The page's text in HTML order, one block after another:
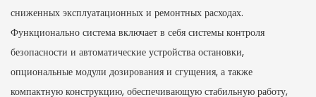
сниженных эксплуатационных и ремонтных расходах.
Функционально система включает в себя системы контроля
безопасности и автоматические устройства остановки,
опциональные модули дозирования и сгущения, а также
компактную конструкцию, обеспечивающую стабильную работу,